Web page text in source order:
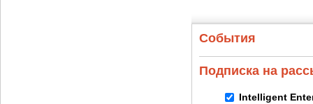
События
Подписка на
Intelligent